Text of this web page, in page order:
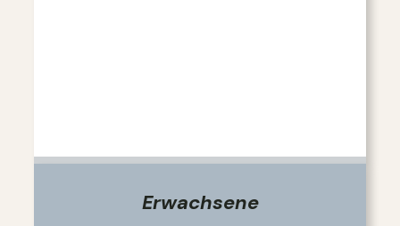
Erwachsene